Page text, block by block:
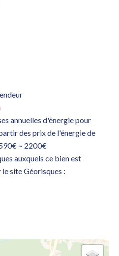
annuelles d'énergie pour
des prix de l'énergie de
~ 2200€
auxquels ce bien est
site Géorisques :